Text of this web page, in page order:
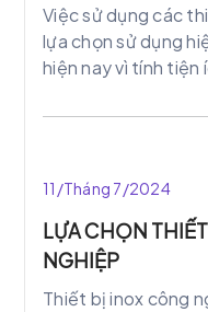
Việc sử dụng các
lựa chọn sử dụng
hiện nay vì tính tiện
gì với các nhà đầu
11/Tháng 7/2024
LỰA CHỌN
NGHIỆP
Thiết bị inox công